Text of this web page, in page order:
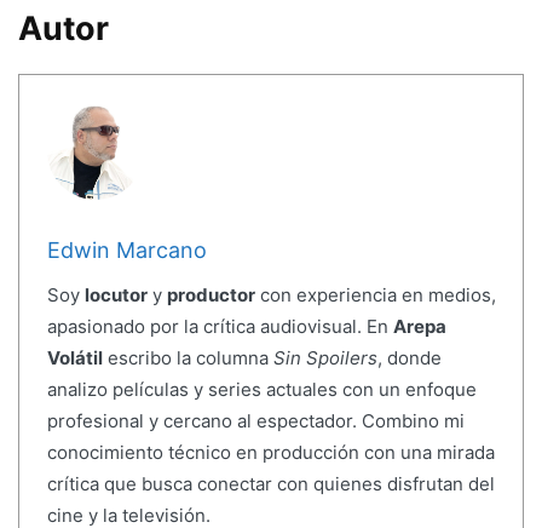
Autor
Edwin Marcano
Soy locutory productorcon experiencia en medios,
apasionado por la crítica audiovisual. En Arepa
Volátilescribo la columna Sin Spoilers, donde
analizo películas y series actuales con un enfoque
profesional y cercano al espectador. Combino mi
conocimiento técnico en producción con una mirada
crítica que busca conectar con quienes disfrutan del
cine y la televisión.